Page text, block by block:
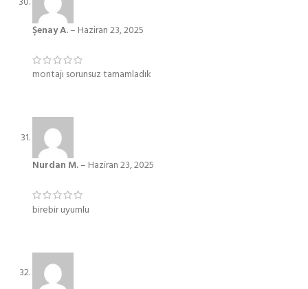
Şenay A.– Haziran 23, 2025
montajı sorunsuz tamamladık
Nurdan M.– Haziran 23, 2025
birebir uyumlu